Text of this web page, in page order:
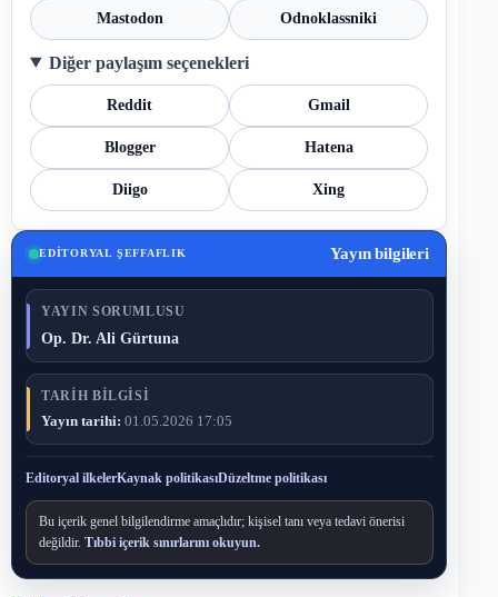
Mastodon Odnoklassniki
Diğer paylaşım seçenekleri
Reddit Gmail
Blogger Hatena
Diigo Xing
EDITORYAL ŞEFFAFLIK Yayın bilgileri
YAYIN SORUMLUSU
Op. Dr. Ali Gürtuna
TARIH BILGISI
Yayın tarihi: 01.05.2026 17:05
Editoryal ilkelerKaynak politikasıDüzeltme politikası
Bu içerik genel bilgilendirme amaçlıdır; kişisel tanı veya tedavi önerisi
değildir. Tıbbi içerik sınırlarını okuyun.